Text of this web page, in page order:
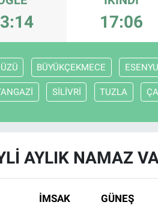
17:06
BÜYÜKÇEKMECE
SİLİVRİ TUZLA
AYLIK NAMAZ
İMSAK GÜNEŞ